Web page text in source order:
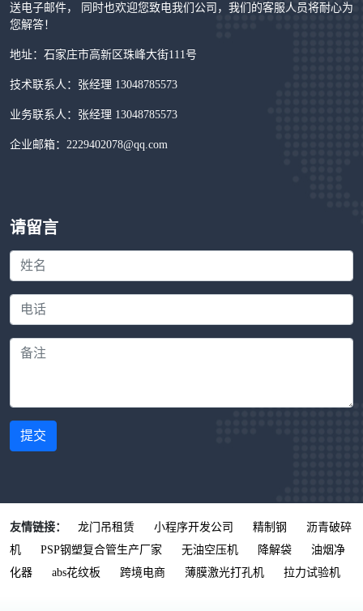
送电子邮件， 同时也欢迎您致电我们公司，我们的客服人员将耐心为
您解答！
地址：石家庄市高新区珠峰大街111号
技术联系人：张经理 13048785573
业务联系人：张经理 13048785573
企业邮箱：2229402078@qq.com
请留言
提交
友情链接： 龙门吊租赁 小程序开发公司 精制钢
沥青破碎
机
PSP钢塑复合管生产厂家 无油空压机 降解袋
油烟净
化器
abs花纹板 跨境电商 薄膜激光打孔机 拉力试验机